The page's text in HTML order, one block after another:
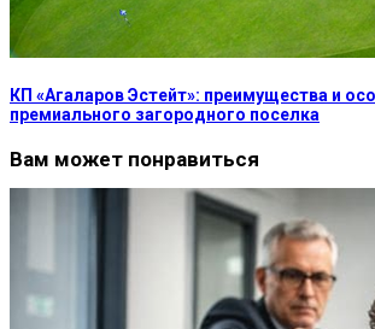
КП «Агаларов Эстейт»: преимущества и
премиального загородного поселка
Вам может понравиться